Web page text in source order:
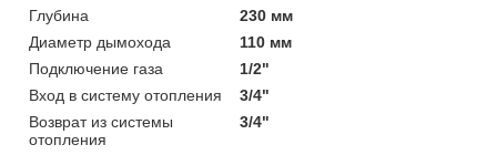
Глубина
230 мм
Диаметр дымохода
110 мм
Подключение газа
1/2"
Вход в систему отопления
3/4"
Возврат из системы
отопления
3/4"